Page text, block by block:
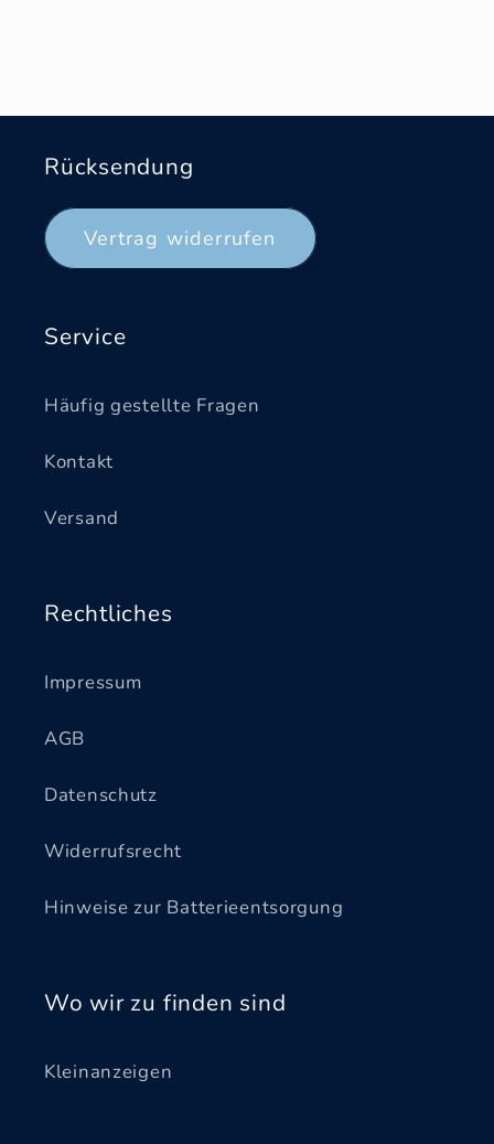
Rücksendung
Vertrag widerrufen
Service
Häufig gestellte Fragen
Kontakt
Versand
Rechtliches
Impressum
AGB
Datenschutz
Widerrufsrecht
Hinweise zur Batterieentsorgung
Wo wir zu finden sind
Kleinanzeigen